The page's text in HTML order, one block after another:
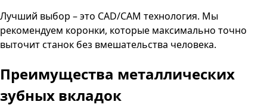
Лучший выбор – это CAD/CAM технология. Мы
рекомендуем коронки, которые максимально точно
выточит станок без вмешательства человека.
Преимущества металлических
зубных вкладок